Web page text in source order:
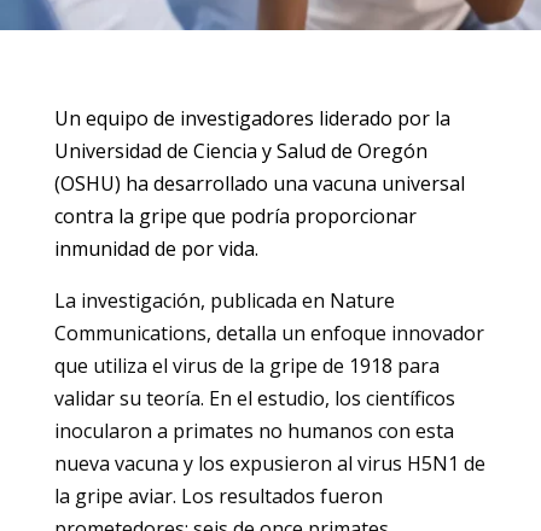
Un equipo de investigadores liderado por la
Universidad de Ciencia y Salud de Oregón
(OSHU) ha desarrollado una vacuna universal
contra la gripe que podría proporcionar
inmunidad de por vida.
La investigación, publicada en Nature
Communications, detalla un enfoque innovador
que utiliza el virus de la gripe de 1918 para
validar su teoría. En el estudio, los científicos
inocularon a primates no humanos con esta
nueva vacuna y los expusieron al virus H5N1 de
la gripe aviar. Los resultados fueron